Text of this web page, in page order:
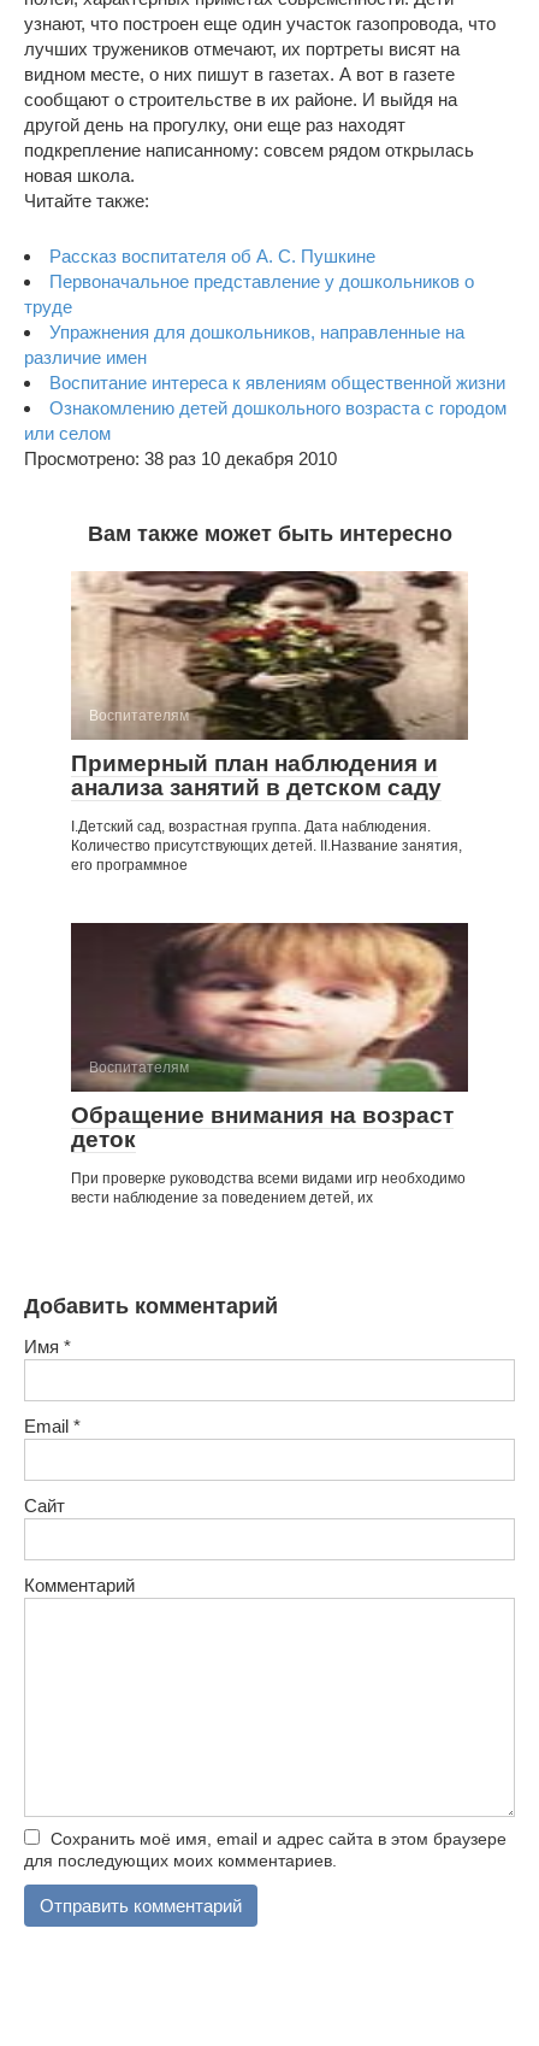
узнают, что построен еще один участок газопровода, что
лучших тружеников отмечают, их портреты висят на
видном месте, о них пишут в газетах. А вот в газете
сообщают о строительстве в их районе. И выйдя на
другой день на прогулку, они еще раз находят
подкрепление написанному: совсем рядом открылась
новая школа.
Читайте также:
Рассказ воспитателя об А. С. Пушкине
Первоначальное представление у дошкольников о
труде
Упражнения для дошкольников, направленные на
различие имен
Воспитание интереса к явлениям общественной жизни
Ознакомлению детей дошкольного возраста с городом
или селом
Просмотрено: 38 раз 10 декабря 2010
Вам также может быть интересно
Воспитателям
Примерный план наблюдения и
анализа занятий в детском саду
I.Детский сад, возрастная группа. Дата наблюдения.
Количество присутствующих детей. II.Название занятия,
его программное
Воспитателям
Обращение внимания на возраст
деток
При проверке руководства всеми видами игр необходимо
вести наблюдение за поведением детей, их
Добавить комментарий
Имя *
Email *
Сайт
Комментарий
Сохранить моё имя, email и адрес сайта в этом браузере
для последующих моих комментариев.